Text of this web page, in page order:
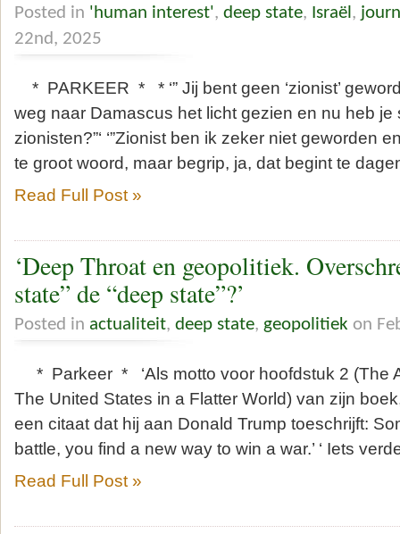
Posted in 'human interest', deep state, Israël ,
22nd, 2025
* PARKEER * * ‘” Jij bent geen ‘zionist’
weg naar Damascus het licht gezien en nu heb je
zionisten?”‘ ‘”Zionist ben ik zeker niet geworden
te groot woord, maar begrip, ja, dat begint te
Read Full Post »
‘Deep Throat en geopolitiek.
state” de “deep state”?’
Posted in actualiteit, deep state, geopolitiek on
* Parkeer * ‘Als motto voor hoofdstuk 2 (The
The United States in a Flatter World) van zijn
een citaat dat hij aan Donald Trump toeschrijft:
battle, you find a new way to win a war.’ ‘ Iets
Read Full Post »